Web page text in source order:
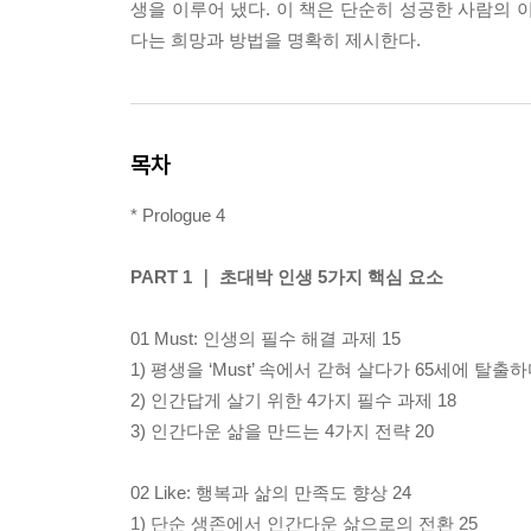
생을 이루어 냈다. 이 책은 단순히 성공한 사람의
다는 희망과 방법을 명확히 제시한다.
목차
* Prologue 4
PART 1 ｜ 초대박 인생 5가지 핵심 요소
01 Must: 인생의 필수 해결 과제 15
1) 평생을 ‘Must’ 속에서 갇혀 살다가 65세에 탈출
2) 인간답게 살기 위한 4가지 필수 과제 18
3) 인간다운 삶을 만드는 4가지 전략 20
02 Like: 행복과 삶의 만족도 향상 24
1) 단순 생존에서 인간다운 삶으로의 전환 25